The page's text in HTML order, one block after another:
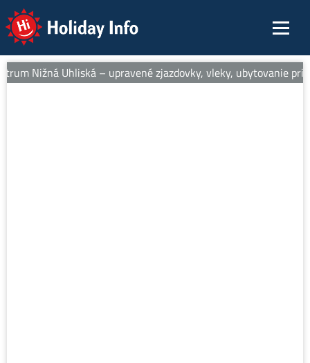
Holiday Info
Nižná Uhliská – upravené zjazdovky, vleky, ubytovanie pri